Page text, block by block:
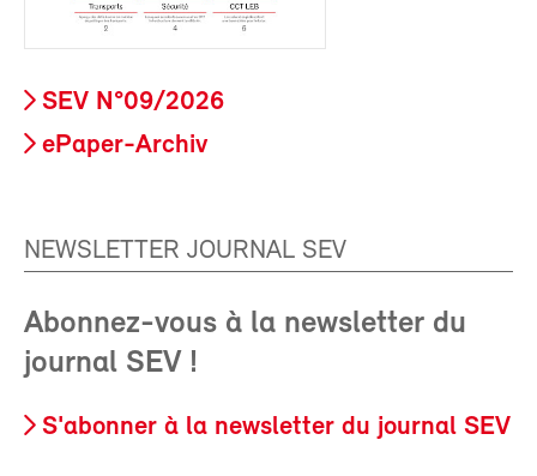
SEV N°09/2026
ePaper-Archiv
NEWSLETTER JOURNAL SEV
Abonnez-vous à la newsletter du
journal SEV !
S'abonner à la newsletter du journal SEV